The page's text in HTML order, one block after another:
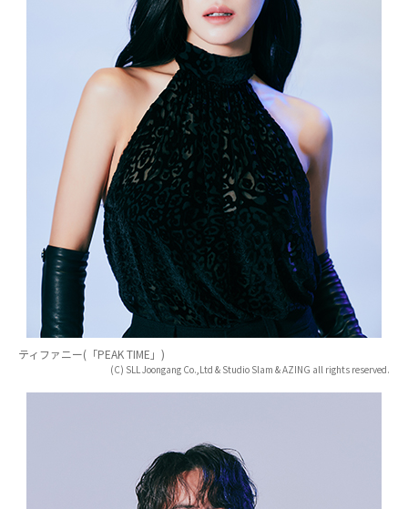
ティファニー(「PEAK TIME」)
(C) SLL Joongang Co.,Ltd & Studio Slam & AZING all rights reserved.